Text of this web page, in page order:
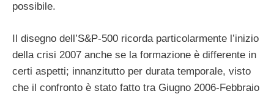
possibile.
Il disegno dell’S&P-500 ricorda particolarmente l’inizio
della crisi 2007 anche se la formazione è differente in
certi aspetti; innanzitutto per durata temporale, visto
che il confronto è stato fatto tra Giugno 2006-Febbraio